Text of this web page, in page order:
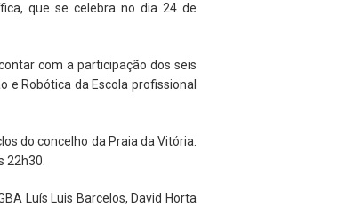
que se celebra no dia 24 de
com a participação dos seis
e Robótica da Escola profissional
do concelho da Praia da Vitória.
22h30.
Luís Luis Barcelos, David Horta